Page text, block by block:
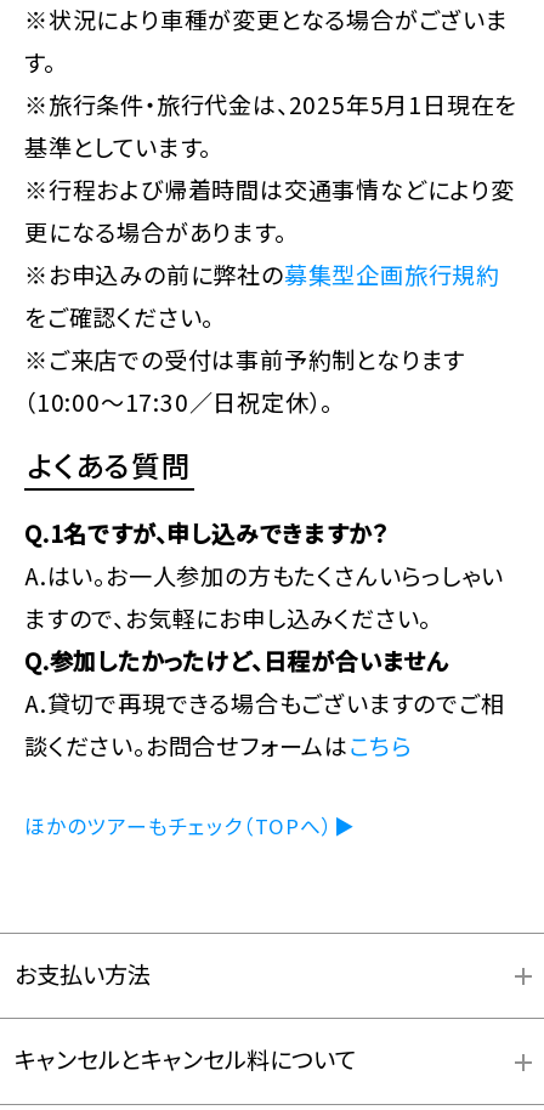
※状況により車種が変更となる場合がございま
す。
※旅行条件・旅行代金は、2025年5月1日現在を
基準としています。
※行程および帰着時間は交通事情などにより変
更になる場合があります。
※お申込みの前に弊社の募集型企画旅行規約
をご確認ください。
※ご来店での受付は事前予約制となります
（10:00～17:30／日祝定休）。
よくある質問
Q.1名ですが、申し込みできますか？
A.はい。お一人参加の方もたくさんいらっしゃい
ますので、お気軽にお申し込みください。
Q.参加したかったけど、日程が合いません
A.貸切で再現できる場合もございますのでご相
談ください。お問合せフォームはこちら
ほかのツアーもチェック（TOPへ）▶
お支払い方法
キャンセルとキャンセル料について